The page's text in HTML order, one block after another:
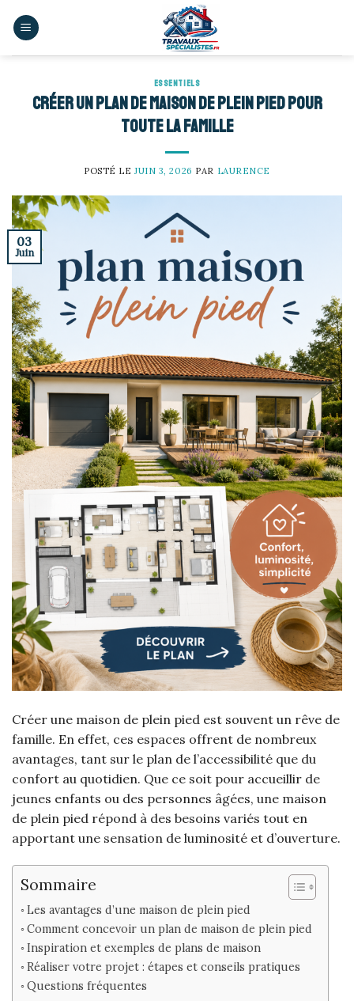
ESSENTIELS
Créer un plan de maison de plein pied pour
toute la famille
POSTÉ LE JUIN 3, 2026 PAR LAURENCE
03
Juin
Créer une maison de plein pied est souvent un rêve de
famille. En effet, ces espaces offrent de nombreux
avantages, tant sur le plan de l’accessibilité que du
confort au quotidien. Que ce soit pour accueillir de
jeunes enfants ou des personnes âgées, une maison
de plein pied répond à des besoins variés tout en
apportant une sensation de luminosité et d’ouverture.
Sommaire
Les avantages d’une maison de plein pied
Comment concevoir un plan de maison de plein pied
Inspiration et exemples de plans de maison
Réaliser votre projet : étapes et conseils pratiques
Questions fréquentes